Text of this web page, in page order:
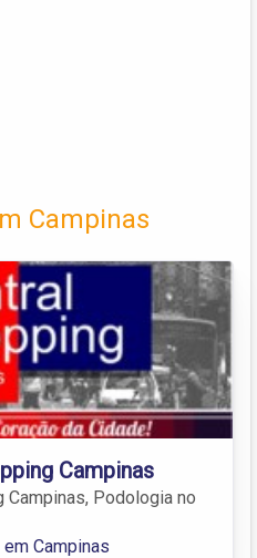
Campinas
Campinas
Campinas, Podologia no
Campinas